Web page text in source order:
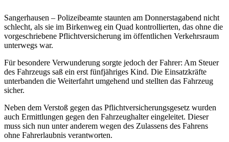
Sangerhausen – Polizeibeamte staunten am Donnerstagabend nicht
schlecht, als sie im Birkenweg ein Quad kontrollierten, das ohne die
vorgeschriebene Pflichtversicherung im öffentlichen Verkehrsraum
unterwegs war.
Für besondere Verwunderung sorgte jedoch der Fahrer: Am Steuer
des Fahrzeugs saß ein erst fünfjähriges Kind. Die Einsatzkräfte
unterbanden die Weiterfahrt umgehend und stellten das Fahrzeug
sicher.
Neben dem Verstoß gegen das Pflichtversicherungsgesetz wurden
auch Ermittlungen gegen den Fahrzeughalter eingeleitet. Dieser
muss sich nun unter anderem wegen des Zulassens des Fahrens
ohne Fahrerlaubnis verantworten.